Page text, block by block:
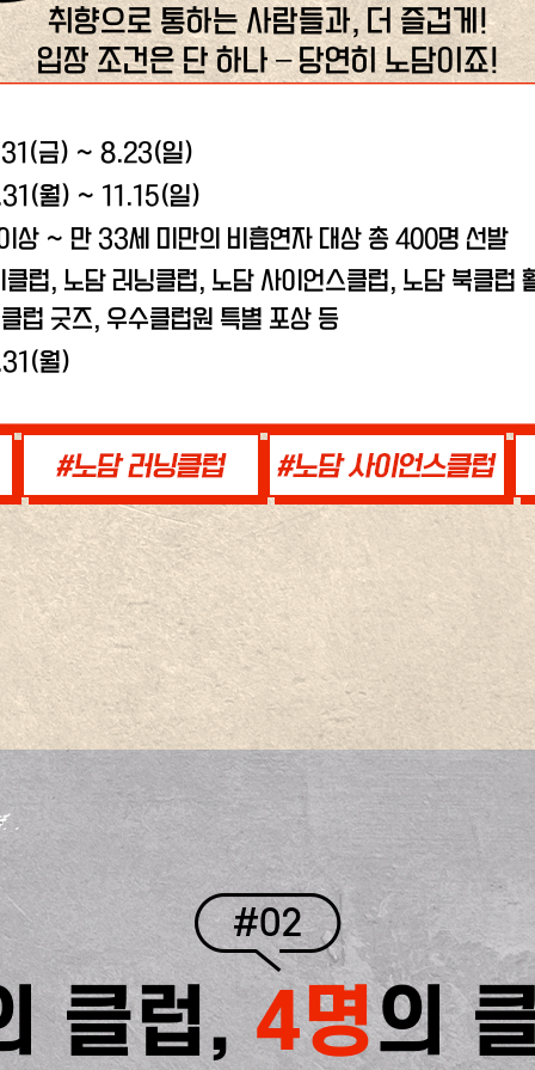
취향으로 통하는 사람들과, 더 즐겁게!
입장 조건은 단 하나 – 당연히 노담이죠!
금) ~ 8.23(일)
월) ~ 11.15(일)
상 ~ 만 33세 미만의 비흡연자 대상 총 400명 선발
클럽, 노담 러닝클럽, 노담 사이언스클럽, 노담 북클럽
럽 굿즈, 우수클럽원 특별 포상 등
월)
#02
클럽,4명의